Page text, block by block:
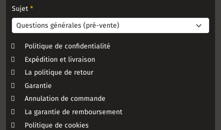
Sujet *
Politique de confidentialité
Expédition et livraison
La politique de retour
Garantie
Annulation de commande
La garantie de remboursement
Politique de cookies